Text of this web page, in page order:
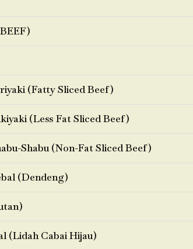
(Fatty Sliced Beef)
(Less Fat Sliced Beef)
Shabu (Non-Fat Sliced Beef)
(Dendeng)
(Lidah Cabai Hijau)